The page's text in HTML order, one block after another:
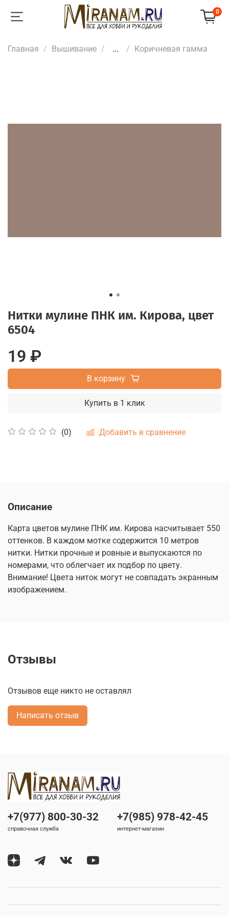
0
Главная Вышивание ... Коричневая гамма
Нитки мулине ПНК им. Кирова, цвет
6504
(0) Добавить в сравнение
19 ₽
В корзину
Купить в 1 клик
Описание
Карта цветов мулине ПНК им. Кирова насчитывает 550
оттенков. В каждом мотке содержится 10 метров
нитки. Нитки прочные и ровные и выпускаются по
номерами, что облегчает их подбор по цвету.
Внимание! Цвета ниток могут не совпадать экранным
изображением.
Отзывы
Отзывов еще никто не оставлял
Написать отзыв
+7(977) 800-30-32
справочная служба
+7(985) 978-42-45
интернет-магазин